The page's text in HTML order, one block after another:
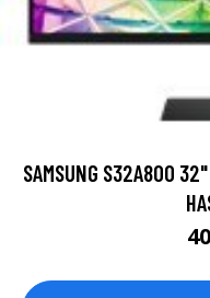
SAMSUNG S32A800